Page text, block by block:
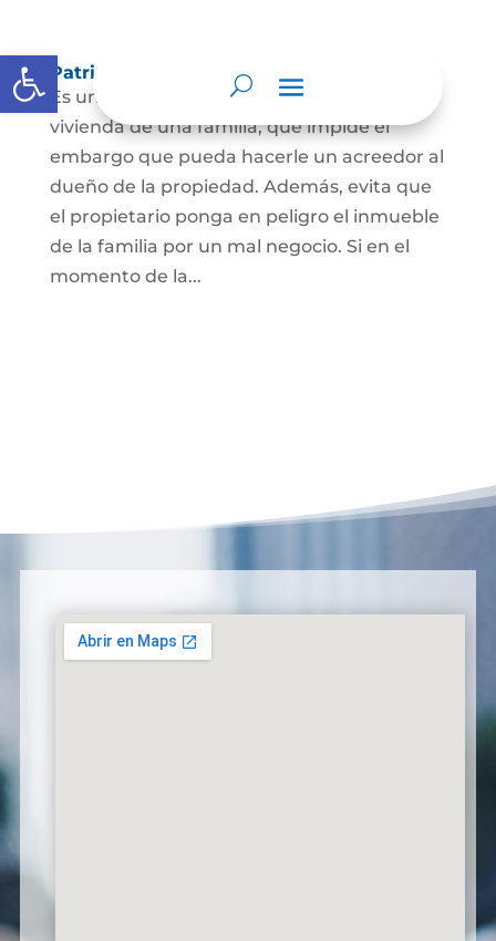
Abrir barra de herramientas
Patrimonio de familia inembargable
Es una clase especial de protección de la
vivienda de una familia, que impide el
embargo que pueda hacerle un acreedor al
dueño de la propiedad. Además, evita que
el propietario ponga en peligro el inmueble
de la familia por un mal negocio. Si en el
momento de la...